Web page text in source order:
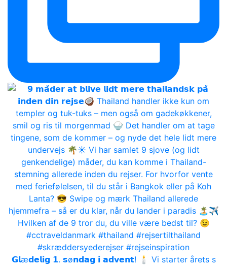
𝗚𝗹æ𝗱𝗲𝗹𝗶𝗴 𝟭. 𝘀ø𝗻𝗱𝗮𝗴 𝗶 𝗮𝗱𝘃𝗲𝗻𝘁! 🕯 Vi starter årets s